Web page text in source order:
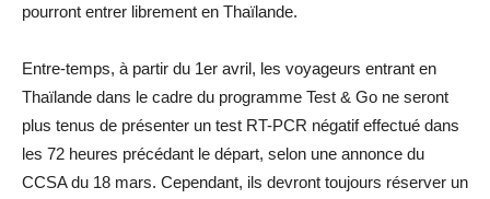
pourront entrer librement en Thaïlande.
Entre-temps, à partir du 1er avril, les voyageurs entrant en
Thaïlande dans le cadre du programme Test & Go ne seront
plus tenus de présenter un test RT-PCR négatif effectué dans
les 72 heures précédant le départ, selon une annonce du
CCSA du 18 mars. Cependant, ils devront toujours réserver un